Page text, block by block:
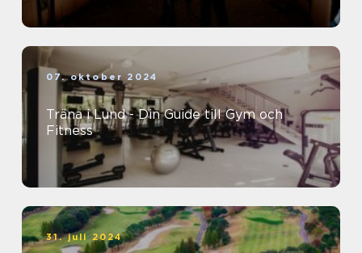
07. oktober 2024
Träna i Lund - Din Guide till Gym och
Fitness
31. juli 2024